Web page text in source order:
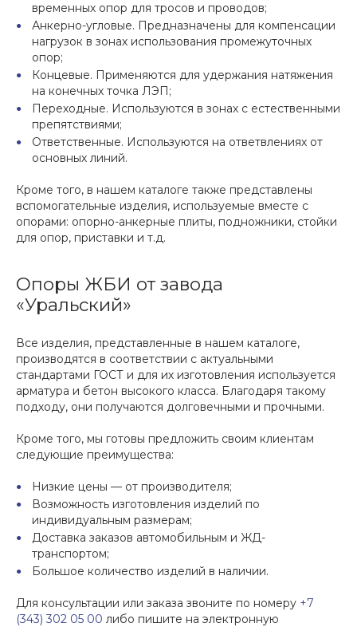
временных опор для тросов и проводов;
Анкерно-угловые. Предназначены для компенсации
нагрузок в зонах использования промежуточных
опор;
Концевые. Применяются для удержания натяжения
на конечных точка ЛЭП;
Переходные. Используются в зонах с естественными
препятствиями;
Ответственные. Используются на ответвлениях от
основных линий.
Кроме того, в нашем каталоге также представлены
вспомогательные изделия, используемые вместе с
опорами: опорно-анкерные плиты, подножники, стойки
для опор, приставки и т.д.
Опоры ЖБИ от завода
«Уральский»
Все изделия, представленные в нашем каталоге,
производятся в соответствии с актуальными
стандартами ГОСТ и для их изготовления используется
арматура и бетон высокого класса. Благодаря такому
подходу, они получаются долговечными и прочными.
Кроме того, мы готовы предложить своим клиентам
следующие преимущества:
Низкие цены — от производителя;
Возможность изготовления изделий по
индивидуальным размерам;
Доставка заказов автомобильным и ЖД-
транспортом;
Большое количество изделий в наличии.
Для консультации или заказа звоните по номеру +7
(343) 302 05 00 либо пишите на электронную